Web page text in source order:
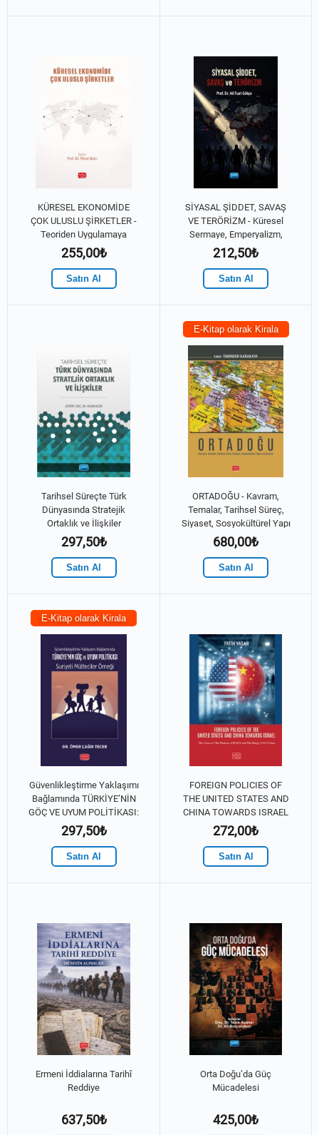
KÜRESEL EKONOMİDE
ÇOK ULUSLU ŞİRKETLER -
Teoriden Uygulamaya
255,00₺
Satın Al
SİYASAL ŞİDDET, SAVAŞ
VE TERÖRİZM - Küresel
Sermaye, Emperyalizm,
Sömürgecilik, Örgütler,
Sabotajlar, Suikastlar
212,50₺
Satın Al
Tarihsel Süreçte Türk
Dünyasında Stratejik
Ortaklık ve İlişkiler
297,50₺
Satın Al
E-Kitap olarak Kirala
ORTADOĞU - Kavram,
Temalar, Tarihsel Süreç,
Siyaset, Sosyokültürel Yapı
ve Ekonomi
680,00₺
Satın Al
E-Kitap olarak Kirala
Güvenlikleştirme Yaklaşımı
Bağlamında TÜRKİYE’NİN
GÖÇ VE UYUM POLİTİKASI:
Suriyeli Mülteciler Örneği
297,50₺
Satın Al
FOREIGN POLICIES OF
THE UNITED STATES AND
CHINA TOWARDS ISRAEL
- The Cases of the Phalcon
AWACS and the Harpy Uav
Crises
272,00₺
Satın Al
Ermeni İddialarına Tarihî
Reddiye
637,50₺
Orta Doğu’da Güç
Mücadelesi
425,00₺